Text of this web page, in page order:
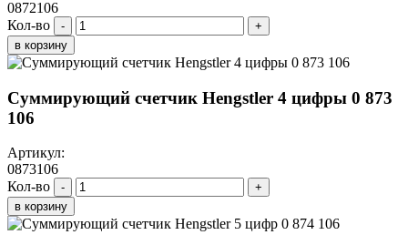
0872106
Кол-во
-
+
в корзину
Суммирующий счетчик Hengstler 4 цифры 0 873
106
Артикул:
0873106
Кол-во
-
+
в корзину